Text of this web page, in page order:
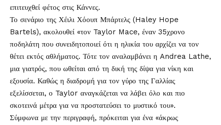
επιτευχθεί φέτος στις Κάννες.
Το σενάριο της Χέιλι Χόουπ Μπάρτελς (Haley Hope
Bartels), ακολουθεί «τον Taylor Mace, έναν 35χρονο
ποδηλάτη που συνειδητοποιεί ότι η ηλικία του αρχίζει να τον
θέτει εκτός αθλήματος. Τότε τον αναλαμβάνει η Andrea Lathe,
μια γιατρός, που ωθείται από τη δική της δίψα για νίκη και
εξουσία. Καθώς η διαδρομή για τον γύρο της Γαλλίας
εξελίσσεται, ο Taylor αναγκάζεται να λάβει όλο και πιο
σκοτεινά μέτρα για να προστατεύσει το μυστικό του».
Σύμφωνα με την περιγραφή, πρόκειται για ένα «άκρως